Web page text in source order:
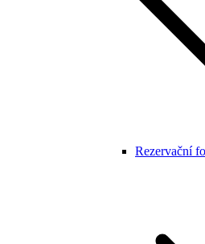
Rezervační